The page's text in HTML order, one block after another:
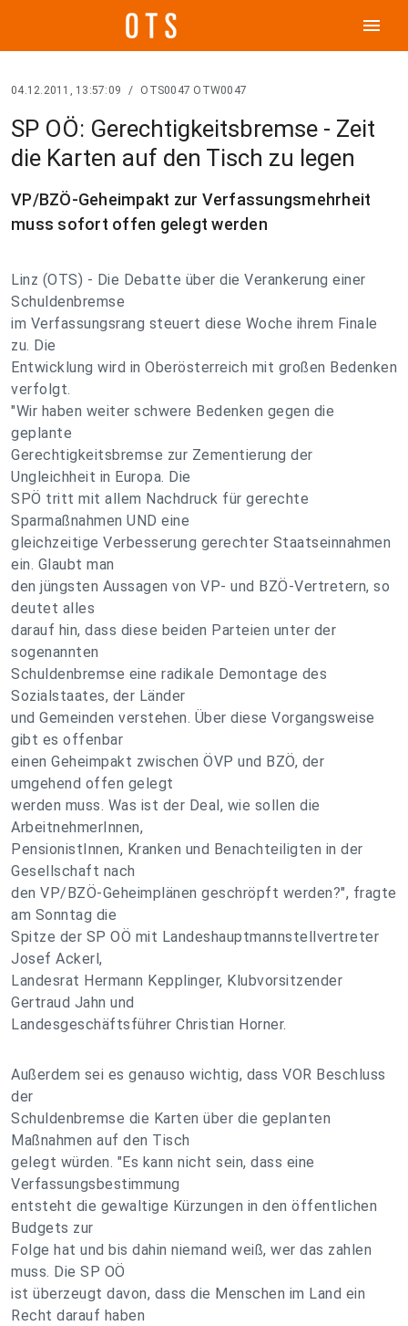
menu
04.12.2011, 13:57:09 / OTS0047 OTW0047
SP OÖ: Gerechtigkeitsbremse - Zeit
die Karten auf den Tisch zu legen
VP/BZÖ-Geheimpakt zur Verfassungsmehrheit
muss sofort offen gelegt werden
Linz (OTS) - Die Debatte über die Verankerung einer
Schuldenbremse
im Verfassungsrang steuert diese Woche ihrem Finale
zu. Die
Entwicklung wird in Oberösterreich mit großen Bedenken
verfolgt.
"Wir haben weiter schwere Bedenken gegen die
geplante
Gerechtigkeitsbremse zur Zementierung der
Ungleichheit in Europa. Die
SPÖ tritt mit allem Nachdruck für gerechte
Sparmaßnahmen UND eine
gleichzeitige Verbesserung gerechter Staatseinnahmen
ein. Glaubt man
den jüngsten Aussagen von VP- und BZÖ-Vertretern, so
deutet alles
darauf hin, dass diese beiden Parteien unter der
sogenannten
Schuldenbremse eine radikale Demontage des
Sozialstaates, der Länder
und Gemeinden verstehen. Über diese Vorgangsweise
gibt es offenbar
einen Geheimpakt zwischen ÖVP und BZÖ, der
umgehend offen gelegt
werden muss. Was ist der Deal, wie sollen die
ArbeitnehmerInnen,
PensionistInnen, Kranken und Benachteiligten in der
Gesellschaft nach
den VP/BZÖ-Geheimplänen geschröpft werden?", fragte
am Sonntag die
Spitze der SP OÖ mit Landeshauptmannstellvertreter
Josef Ackerl,
Landesrat Hermann Kepplinger, Klubvorsitzender
Gertraud Jahn und
Landesgeschäftsführer Christian Horner.
Außerdem sei es genauso wichtig, dass VOR Beschluss
der
Schuldenbremse die Karten über die geplanten
Maßnahmen auf den Tisch
gelegt würden. "Es kann nicht sein, dass eine
Verfassungsbestimmung
entsteht die gewaltige Kürzungen in den öffentlichen
Budgets zur
Folge hat und bis dahin niemand weiß, wer das zahlen
muss. Die SP OÖ
ist überzeugt davon, dass die Menschen im Land ein
Recht darauf haben